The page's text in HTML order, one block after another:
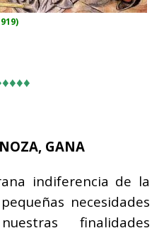
GANA
indiferencia de la
necesidades
finalidades